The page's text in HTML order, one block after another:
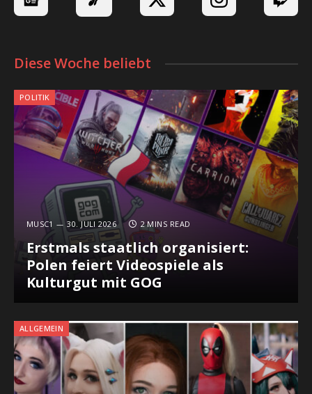
Diese Woche beliebt
POLITIK
MUSC1 30. JULI 2026 2 MINS READ
Erstmals staatlich organisiert:
Polen feiert Videospiele als
Kulturgut mit GOG
ALLGEMEIN